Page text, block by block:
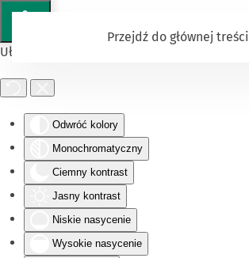
Ułatwienia dostępu
Odwróć kolory
Monochromatyczny
Ciemny kontrast
Jasny kontrast
Niskie nasycenie
Wysokie nasycenie
Przejdź do głównej treści